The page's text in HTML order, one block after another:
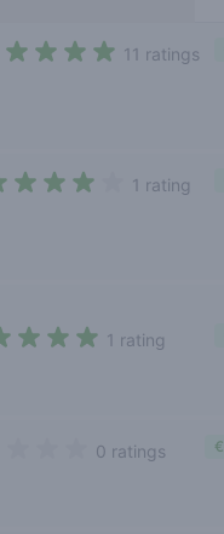
11 ratings
1 rating
1 rating
0 ratings